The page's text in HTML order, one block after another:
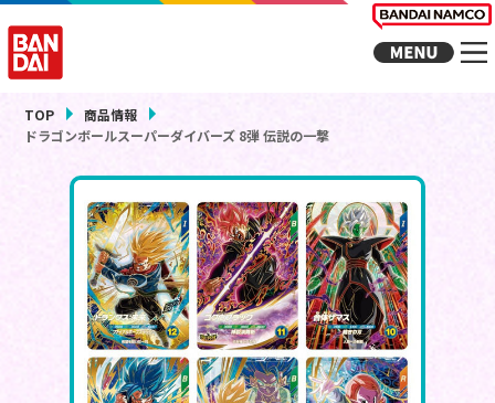
TOP
商品情報
ドラゴンボールスーパーダイバーズ 8弾 伝説の一撃